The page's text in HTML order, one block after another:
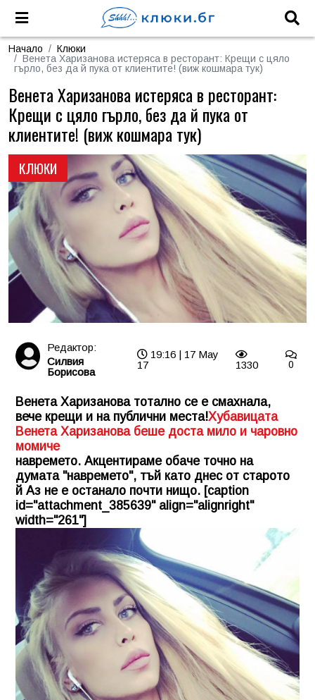
Начало
Клюки
Венета Харизанова истеряса в ресторант: Крещи с цяло
гърло, без да й пука от клиентите! (виж кошмара тук)
КЛЮКИ
Венета Харизанова истеряса в ресторант:
Крещи с цяло гърло, без да й пука от
клиентите! (виж кошмара тук)
Редактор:
Силвия
Борисова
19:16 | 17 May
17
1330 0
Венета Харизанова тотално се е смахнала,
вече крещи и на публични места!Хубавицата
Венета Харизанова беше доста мило и чаровно
момиче
навремето. Акцентираме обаче точно на
думата "навремето", тъй като днес от старото
й Аз не е останало почти нищо. [caption
id="attachment_385639" align="alignright"
width="261"]